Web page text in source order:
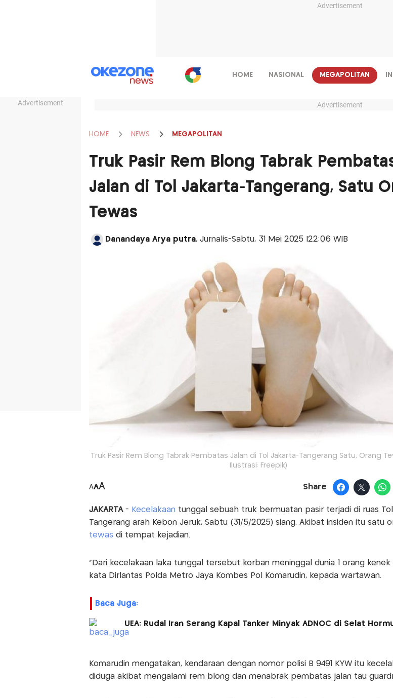
Advertisement
Advertisement
HOME NASIONAL MEGAPOLITAN
Advertisement
HOME NEWS MEGAPOLITAN
Truk Pasir Rem Blong Tabrak
Jalan di Tol Jakarta-Tangerang, Satu
Tewas
Danandaya Arya putra, Jurnalis-Sabtu, 31 Mei 2025 |22:06 WIB
Truk Pasir Rem Blong Tabrak Pembatas Jalan di Tol Jakarta-Tangerang Satu, Orang
Ilustrasi: Freepik)
AAA Share
JAKARTA - Kecelakaan tunggal sebuah truk bermuatan pasir terjadi di ruas
Tangerang arah Kebon Jeruk, Sabtu (31/5/2025) siang. Akibat insiden itu satu
tewas di tempat kejadian.
“Dari kecelakaan laka tunggal tersebut korban meninggal dunia 1 orang kenek
kata Dirlantas Polda Metro Jaya Kombes Pol Komarudin, kepada wartawan.
Baca Juga:
UEA: Rudal Iran Serang Kapal Tanker Minyak ADNOC di Selat
Komarudin mengatakan, kendaraan dengan nomor polisi B 9491 KYW itu
diduga akibat mengalami rem blong dan menabrak pembatas jalan tau